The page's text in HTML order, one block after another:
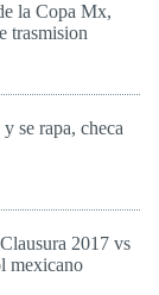
la Copa Mx,
trasmision
se rapa, checa
2017 vs
mexicano